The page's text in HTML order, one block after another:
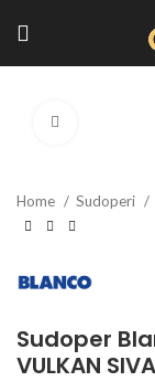
Home Sudoperi
Sudoper
VULKAN